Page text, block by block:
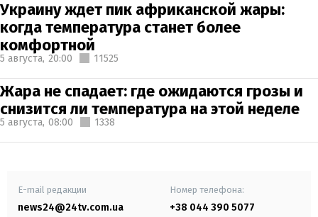
Украину ждет пик африканской жары:
когда температура станет более
комфортной
5 августа, 20:00 11525
Жара не спадает: где ожидаются грозы и
снизится ли температура на этой неделе
5 августа, 08:00 1338
E-mail редакции
news24@24tv.com.ua
Номер телефона:
+38 044 390 5077